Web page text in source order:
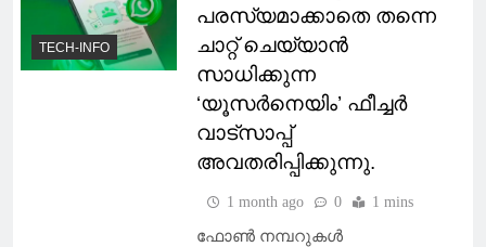
TECH-INFO
പരസ്യമാക്കാതെ തന്നെ
ചാറ്റ് ചെയ്യാൻ
സാധിക്കുന്ന
‘യൂസർനെയിം’ ഫീച്ചർ
വാട്സാപ്പ്
അവതരിപ്പിക്കുന്നു.
1 month ago 0 1 mins
ഫോൺ നമ്പറുകൾ